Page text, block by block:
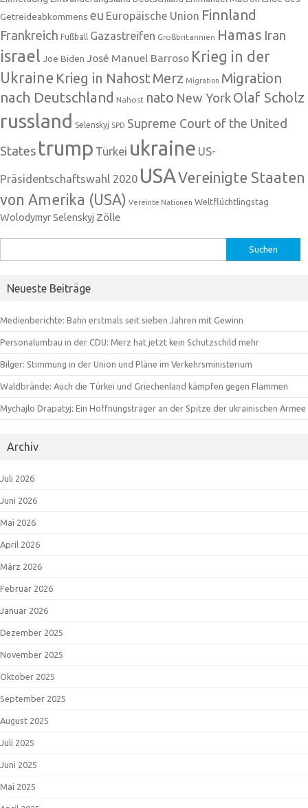
Getreideabkommens eu Europäische Union Finnland
Frankreich Fußball Gazastreifen Großbritannien Hamas Iran
israel Joe Biden José Manuel Barroso Krieg in der
Ukraine Krieg in NahostMerz Migration Migration
nach Deutschland Nahost nato New YorkOlaf Scholz
russland Selenskyj SPD Supreme Court of the United
States trump Türkei ukraine US-
Präsidentschaftswahl 2020 USAVereinigte Staaten
von Amerika (USA) Vereinte Nationen Weltflüchtlingstag
Wolodymyr Selenskyj Zölle
nach:
Neueste Beiträge
Medienberichte: Bahn erstmals seit sieben Jahren mit Gewinn
Personalumbau in der CDU: Merz hat jetzt kein Schutzschild mehr
Bilger: Stimmung in der Union und Pläne im Verkehrsministerium
Waldbrände: Auch die Türkei und Griechenland kämpfen gegen Flammen
Mychajlo Drapatyj: Ein Hoffnungsträger an der Spitze der ukrainischen Armee
Archiv
Juli 2026
Juni 2026
Mai 2026
April 2026
März 2026
Februar 2026
Januar 2026
Dezember 2025
November 2025
Oktober 2025
September 2025
August 2025
Juli 2025
Juni 2025
Mai 2025